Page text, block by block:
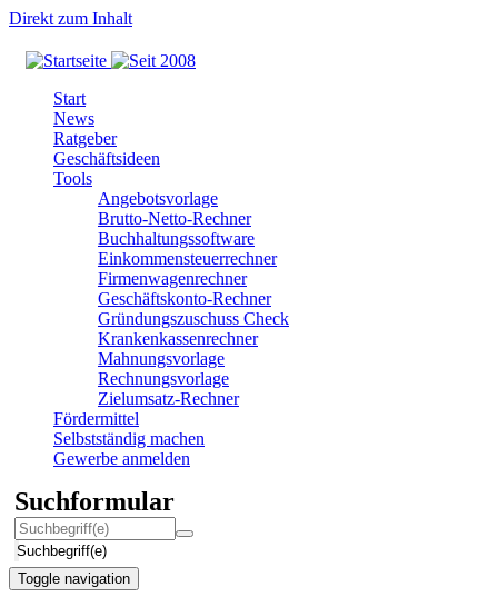
Direkt zum Inhalt
Start
News
Ratgeber
Geschäftsideen
Tools
Angebotsvorlage
Brutto-Netto-Rechner
Buchhaltungssoftware
Einkommensteuerrechner
Firmenwagenrechner
Geschäftskonto-Rechner
Gründungszuschuss Check
Krankenkassenrechner
Mahnungsvorlage
Rechnungsvorlage
Zielumsatz-Rechner
Fördermittel
Selbstständig machen
Gewerbe anmelden
Suchformular
Suchbegriff(e)
Toggle navigation